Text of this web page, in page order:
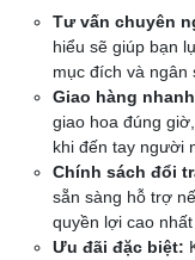
Tư vấn chuyên
hiểu sẽ giúp bạn
mục đích và ngân
Giao hàng
giao hoa đúng
khi đến tay người
Chính sách đổi
sẵn sàng hỗ trợ
quyền lợi cao nhất
Ưu đãi đặc biệt: